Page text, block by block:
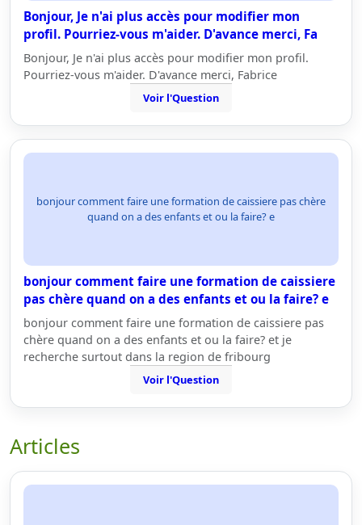
Bonjour, Je n'ai plus accès pour modifier mon
profil. Pourriez-vous m'aider. D'avance merci, Fa
Bonjour, Je n'ai plus accès pour modifier mon profil.
Pourriez-vous m'aider. D'avance merci, Fabrice
Voir l'Question
bonjour comment faire une formation de caissiere pas chère
quand on a des enfants et ou la faire? e
bonjour comment faire une formation de caissiere
pas chère quand on a des enfants et ou la faire? e
bonjour comment faire une formation de caissiere pas
chère quand on a des enfants et ou la faire? et je
recherche surtout dans la region de fribourg
Voir l'Question
Articles